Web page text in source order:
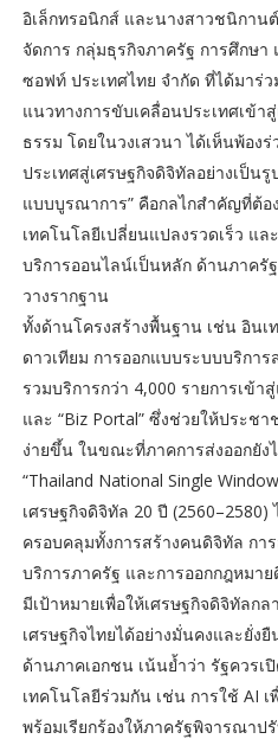
อิเล็กทรอนิกส์ และนางสาวชนิกา
จัดการ กลุ่มธุรกิจภาครัฐ การศึกษ
ซอฟท์ ประเทศไทย จำกัด ที่ได้มาร่
แนวทางการขับเคลื่อนประเทศเข้า
ธรรม โดยในวงเสวนา ได้เห็นพ้อง
ประเทศสู่เศรษฐกิจดิจิทัลอย่างเป็น
แบบบูรณาการ” คือกลไกสำคัญที่ต้อ
เทคโนโลยีเปลี่ยนแปลงรวดเร็ว แ
บริการออนไลน์เป็นหลัก ด้านภาค
วางรากฐาน
ทั้งด้านโครงสร้างพื้นฐาน เช่น อินเ
ดาวเทียม การออกแบบระบบบริกา
รวมบริการกว่า 4,000 รายการเข้า
และ “Biz Portal” ซึ่งช่วยให้ประช
ง่ายขึ้น ในขณะที่ภาคการส่งออกยั
“Thailand National Single
เศรษฐกิจดิจิทัล 20 ปี (2560–2580)
ครอบคลุมทั้งการสร้างคนดิจิทัล กา
บริการภาครัฐ และการออกกฎหมา
มีเป้าหมายเพื่อให้เศรษฐกิจดิจิทัลก
เศรษฐกิจไทยได้อย่างมั่นคงและยั่งยื
ด้านภาคเอกชน เน้นย้ำว่า รัฐควร
เทคโนโลยีร่วมกัน เช่น การใช้ AI
พร้อมเรียกร้องให้ภาครัฐพิจารณา